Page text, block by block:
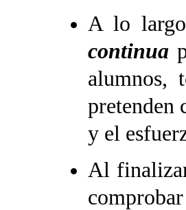
A lo
continua
alumnos,
pretenden
y el
Al